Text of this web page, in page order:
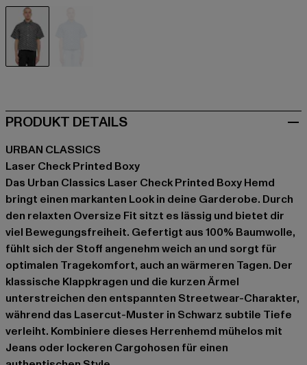
PRODUKT DETAILS
URBAN CLASSICS
Laser Check Printed Boxy
Das Urban Classics Laser Check Printed Boxy Hemd
bringt einen markanten Look in deine Garderobe. Durch
den relaxten Oversize Fit sitzt es lässig und bietet dir
viel Bewegungsfreiheit. Gefertigt aus 100% Baumwolle,
fühlt sich der Stoff angenehm weich an und sorgt für
optimalen Tragekomfort, auch an wärmeren Tagen. Der
klassische Klappkragen und die kurzen Ärmel
unterstreichen den entspannten Streetwear-Charakter,
während das Lasercut-Muster in Schwarz subtile Tiefe
verleiht. Kombiniere dieses Herrenhemd mühelos mit
Jeans oder lockeren Cargohosen für einen